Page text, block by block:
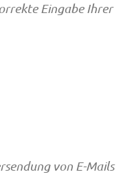
Eingabe Ihrer
von E-Mails